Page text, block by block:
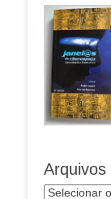
Arquivos
Arquivos